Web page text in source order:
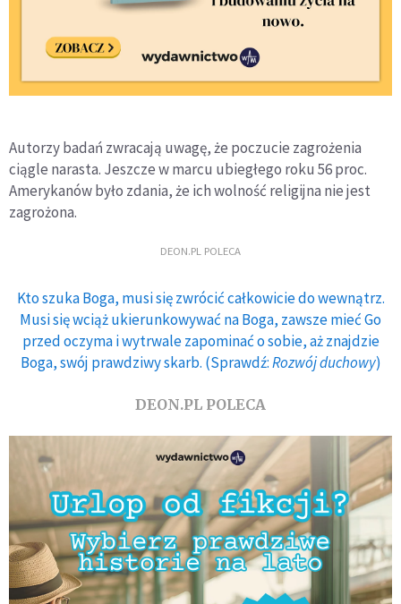
Autorzy badań zwracają uwagę, że poczucie zagrożenia
ciągle narasta. Jeszcze w marcu ubiegłego roku 56 proc.
Amerykanów było zdania, że ich wolność religijna nie jest
zagrożona.
DEON.PL POLECA
Kto szuka Boga, musi się zwrócić całkowicie do wewnątrz.
Musi się wciąż ukierunkowywać na Boga, zawsze mieć Go
przed oczyma i wytrwale zapominać o sobie, aż znajdzie
Boga, swój prawdziwy skarb. (Sprawdź:Rozwój duchowy)
DEON.PL POLECA